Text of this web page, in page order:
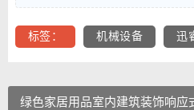
标签： 机械设备 迅
绿色家居用品室内建筑装饰响应